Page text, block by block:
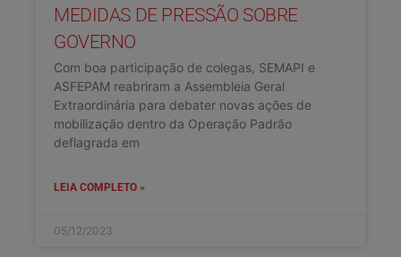
MEDIDAS DE PRESSÃO SOBRE
GOVERNO
Com boa participação de colegas, SEMAPI e
ASFEPAM reabriram a Assembleia Geral
Extraordinária para debater novas ações de
mobilização dentro da Operação Padrão
deflagrada em
LEIA COMPLETO »
05/12/2023